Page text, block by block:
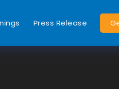
Press Release